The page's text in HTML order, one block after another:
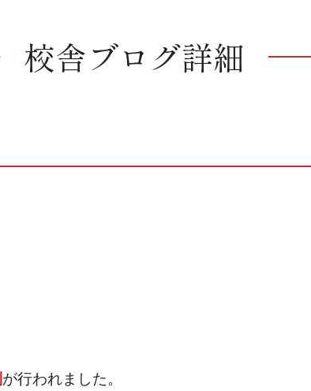
校舎ブログ詳細
が行われました。